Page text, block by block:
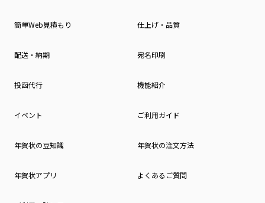
簡単Web見積もり 仕上げ・品質
配送・納期 宛名印刷
投函代行 機能紹介
イベント ご利用ガイド
年賀状の豆知識 年賀状の注文方法
年賀状アプリ よくあるご質問